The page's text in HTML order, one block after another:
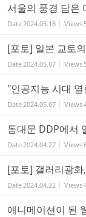
서울의 풍경 담은
Date 2024.05.18 Views
[포토] 일본 교토
Date 2024.05.07 Views
"인공지능 시대
Date 2024.05.07 Views
동대문 DDP에서
Date 2024.04.27 Views
[포토] 갤러리광
Date 2024.04.22 Views
애니메이션이 된